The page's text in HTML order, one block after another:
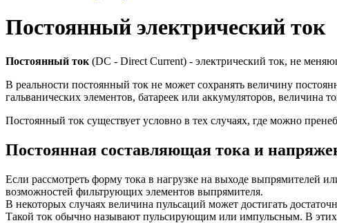
Постоянный электрический ток
Постоянный ток (DC - Direct Current) - электрический ток, не
В реальности постоянный ток не может сохранять величину
гальванических элементов, батареек или аккумуляторов, величина
Постоянный ток существует условно в тех случаях, где можно
Постоянная составляющая тока и
Если рассмотреть форму тока в нагрузке на выходе выпрямителей
возможностей фильтрующих элементов выпрямителя.
В некоторых случаях величина пульсаций может достигать
Такой ток обычно называют пульсирующим или импульсным. В этих